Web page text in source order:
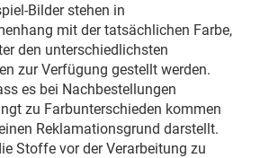
Bilder stehen in
mit der tatsächlichen Farbe,
den unterschiedlichsten
zur Verfügung gestellt werden.
es bei Nachbestellungen
zu Farbunterschieden kommen
Reklamationsgrund darstellt.
Stoffe vor der Verarbeitung zu